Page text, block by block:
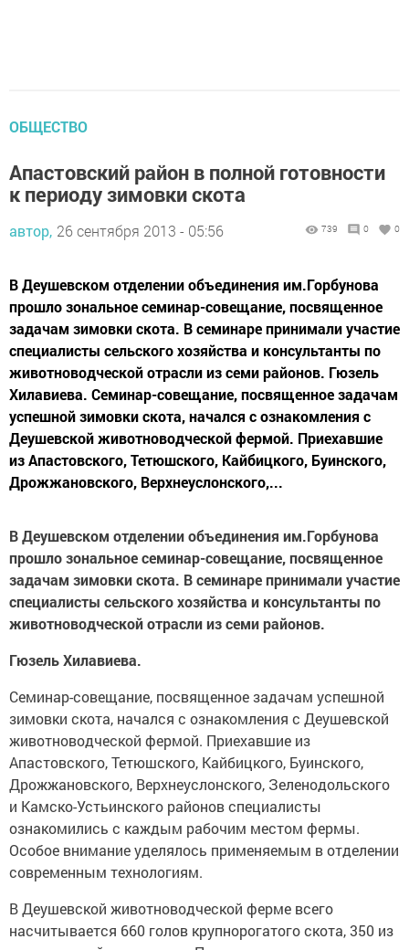
ОБЩЕСТВО
Апастовский район в полной готовности
к периоду зимовки скота
автор, 26 сентября 2013 - 05:56 739 0 0
В Деушевском отделении объединения им.Горбунова
прошло зональное семинар-совещание, посвященное
задачам зимовки скота. В семинаре принимали участие
специалисты сельского хозяйства и консультанты по
животноводческой отрасли из семи районов. Гюзель
Хилавиева. Семинар-совещание, посвященное задачам
успешной зимовки скота, начался с ознакомления с
Деушевской животноводческой фермой. Приехавшие
из Апастовского, Тетюшского, Кайбицкого, Буинского,
Дрожжановского, Верхнеуслонского,...
В Деушевском отделении объединения им.Горбунова
прошло зональное семинар-совещание, посвященное
задачам зимовки скота. В семинаре принимали участие
специалисты сельского хозяйства и консультанты по
животноводческой отрасли из семи районов.
Гюзель Хилавиева.
Семинар-совещание, посвященное задачам успешной
зимовки скота, начался с ознакомления с Деушевской
животноводческой фермой. Приехавшие из
Апастовского, Тетюшского, Кайбицкого, Буинского,
Дрожжановского, Верхнеуслонского, Зеленодольского
и Камско-Устьинского районов специалисты
ознакомились с каждым рабочим местом фермы.
Особое внимание уделялось применяемым в отделении
современным технологиям.
В Деушевской животноводческой ферме всего
насчитывается 660 голов крупнорогатого скота, 350 из